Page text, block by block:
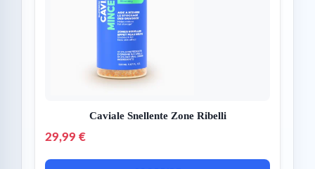
Caviale Snellente Zone Ribelli
29,99 €